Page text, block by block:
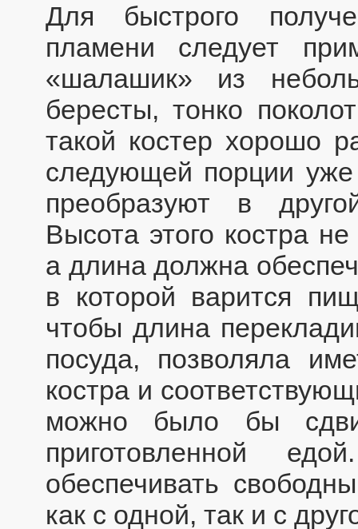
Для быстрого
пламени следует
«шалашик» из
бересты, тонко
такой костер хорошо
следующей порции уже
преобразуют в
Высота этого костра
а длина должна
в которой варится
чтобы длина
посуда, позволяла
костра и
можно было бы
приготовленной
обеспечивать
как с одной, так и с